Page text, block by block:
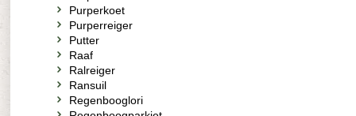
Purperkoet
Purperreiger
Putter
Raaf
Ralreiger
Ransuil
Regenbooglori